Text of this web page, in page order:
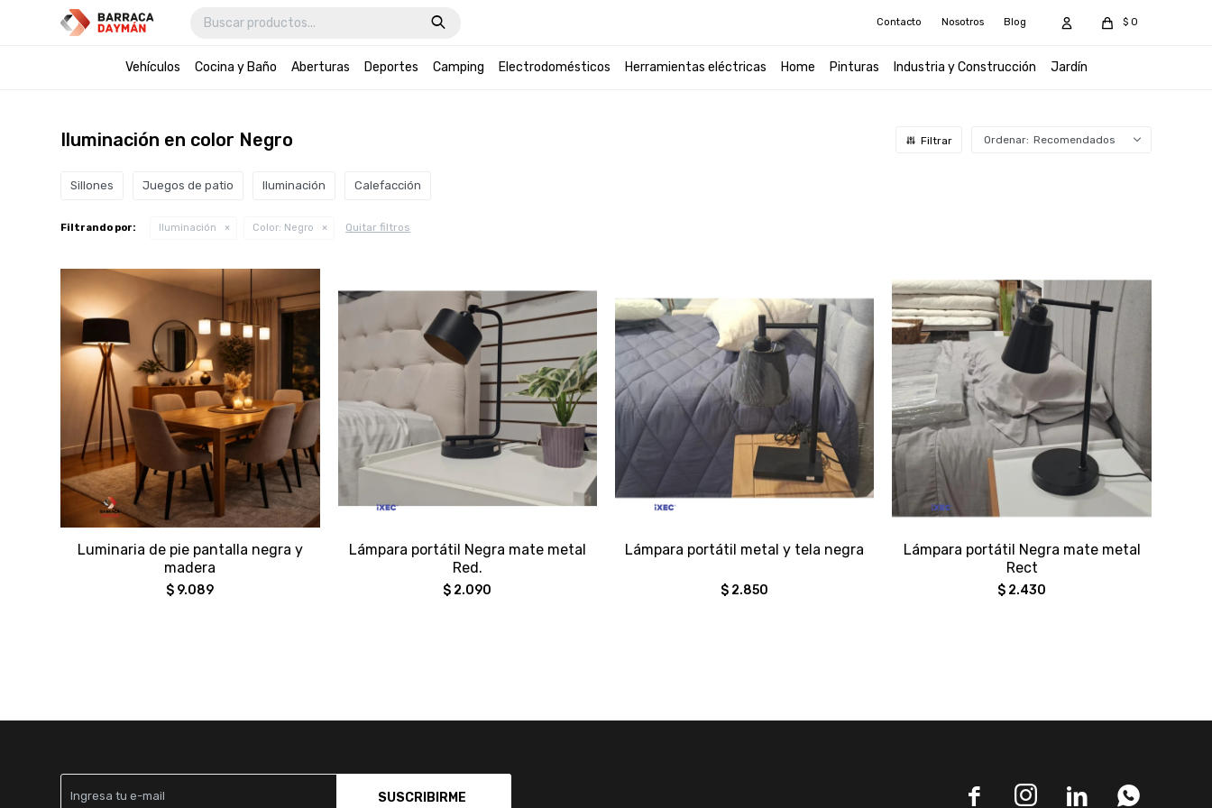
Vehículos Cocina y Baño Aberturas Deportes Camping Electrodomésticos Herramientas eléctricas Home Pinturas Industria y Construcción Jardín
$ 0
Contacto Nosotros Blog
Iluminación en color Negro Recomendados
Sillones Juegos de patio Iluminación Calefacción
Filtrando por: Iluminación Color: Negro Quitar filtros
Luminaria de pie pantalla negra y
madera
$ 9.089
Lámpara portátil Negra mate metal
Red.
$ 2.090
Lámpara portátil metal y tela negra
$ 2.850
Lámpara portátil Negra mate metal
Rect
$ 2.430
SUSCRIBIRME    